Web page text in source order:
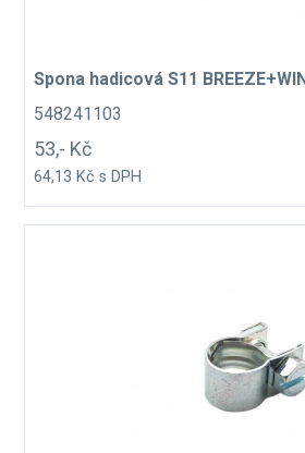
Spona hadicová S11
548241103
53,- Kč
64,13 Kč s DPH